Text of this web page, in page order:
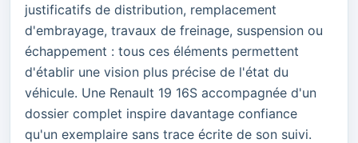
justificatifs de distribution, remplacement
d'embrayage, travaux de freinage, suspension ou
échappement : tous ces éléments permettent
d'établir une vision plus précise de l'état du
véhicule. Une Renault 19 16S accompagnée d'un
dossier complet inspire davantage confiance
qu'un exemplaire sans trace écrite de son suivi.